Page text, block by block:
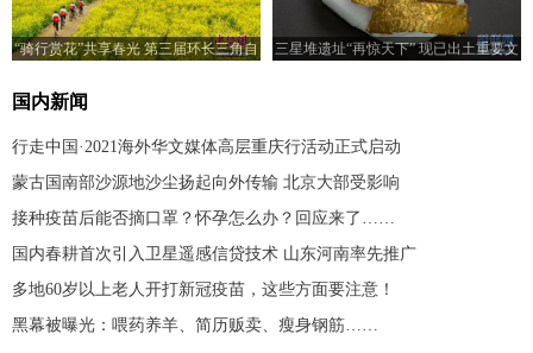
“骑行赏花”共享春光 第三届环长三角自
三星堆遗址“再惊天下” 现已出土重要文
国内新闻
行走中国·2021海外华文媒体高层重庆行活动正式启动
蒙古国南部沙源地沙尘扬起向外传输 北京大部受影响
接种疫苗后能否摘口罩？怀孕怎么办？回应来了……
国内春耕首次引入卫星遥感信贷技术 山东河南率先推广
多地60岁以上老人开打新冠疫苗，这些方面要注意！
黑幕被曝光：喂药养羊、简历贩卖、瘦身钢筋……